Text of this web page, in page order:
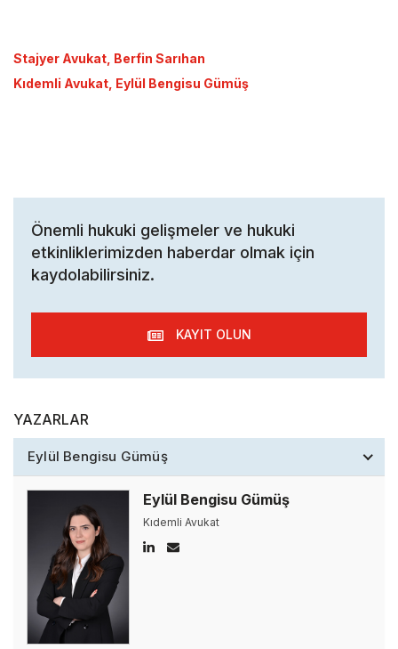
Stajyer Avukat, Berfin Sarıhan
Kıdemli Avukat, Eylül Bengisu Gümüş
Önemli hukuki gelişmeler ve hukuki
etkinliklerimizden haberdar olmak için
kaydolabilirsiniz.
KAYIT OLUN
YAZARLAR
Eylül Bengisu Gümüş
Eylül Bengisu Gümüş
Kıdemli Avukat